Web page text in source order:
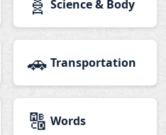
Science & Body
🚗 Transportation
🔠 Words